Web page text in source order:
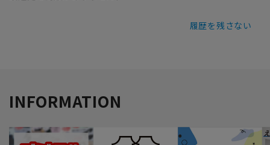
履歴を残さない
INFORMATION